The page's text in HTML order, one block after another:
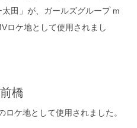
田」が、ガールズグループ m
ロケ地として使用されまし
橋
ロケ地として使用されました。